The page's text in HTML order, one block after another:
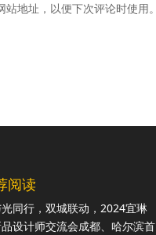
地址，以便下次评论时使用。
阅读
同行，双城联动，2024宜琳
设计师交流会成都、哈尔滨首